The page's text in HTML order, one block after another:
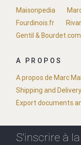
Maisonpedia
Fourdinois.fr
Gentil & Bourdet.com
A PROPOS
A propos de Marc
Shipping and Delivery
Export documents
S'inscrire à